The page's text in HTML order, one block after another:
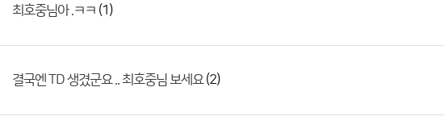
최호중님아 .ㅋㅋ (1)
결국엔 TD 생겼군요 .. 최호중님 보세요(2)